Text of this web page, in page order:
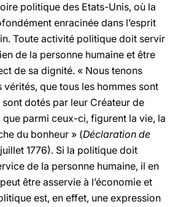
politique des Etats-Unis, où la
enracinée dans l’esprit
Toute activité politique doit servir
de la personne humaine et être
de sa dignité. « Nous tenons
vérités, que tous les hommes sont
sont dotés par leur Créateur de
parmi ceux-ci, figurent la vie, la
du bonheur » (Déclaration de
1776). Si la politique doit
de la personne humaine, il en
être asservie à l’économie et
est, en effet, une expression